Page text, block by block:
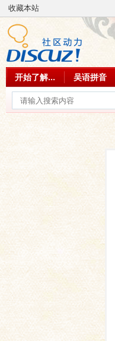
收藏本站
开始了解... 吴语拼音